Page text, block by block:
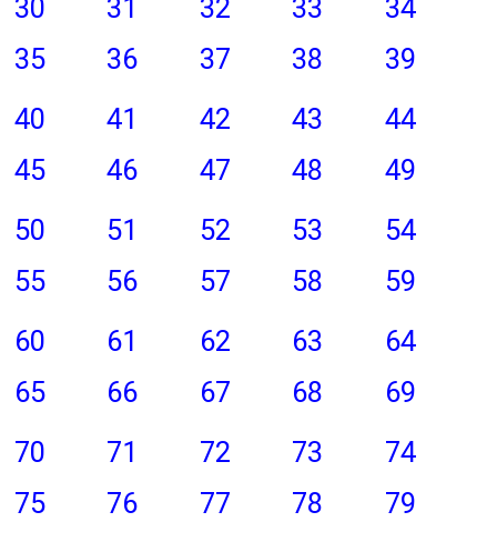
30
31 32 33
34
35
36 37 38
39
40
41 42 43
44
45
46 47 48
49
50
51 52 53
54
55
56 57 58
59
60
61 62 63
64
65
66 67 68
69
70
71 72 73
74
75
76 77 78
79